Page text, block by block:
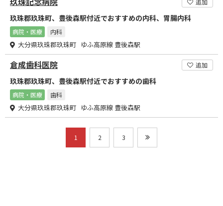
追加
玖珠郡玖珠町、豊後森駅付近でおすすめの内科、胃腸内科
病院・医療 内科
大分県玖珠郡玖珠町 ゆふ高原線 豊後森駅
倉成歯科医院 追加
玖珠郡玖珠町、豊後森駅付近でおすすめの歯科
病院・医療 歯科
大分県玖珠郡玖珠町 ゆふ高原線 豊後森駅
1 2 3